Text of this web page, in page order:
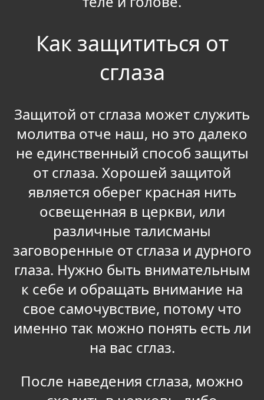
Как защититься от
сглаза
Защитой от сглаза может служить
молитва отче наш, но это далеко
не единственный способ защиты
от сглаза. Хорошей защитой
является оберег красная нить
освещенная в церкви, или
различные талисманы
заговоренные от сглаза и дурного
глаза. Нужно быть внимательным
к себе и обращать внимание на
свое самочувствие, потому что
именно так можно понять есть ли
на вас сглаз.
После наведения сглаза, можно